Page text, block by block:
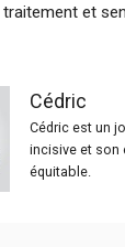
et
Cédric
Cédric est un
incisive et son
équitable.